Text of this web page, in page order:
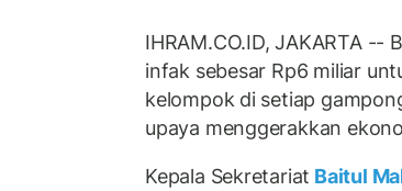
IHRAM.CO.ID, JAKARTA --
infak sebesar Rp6 miliar
kelompok di setiap
upaya menggerakkan
Kepala Sekretariat Baitul